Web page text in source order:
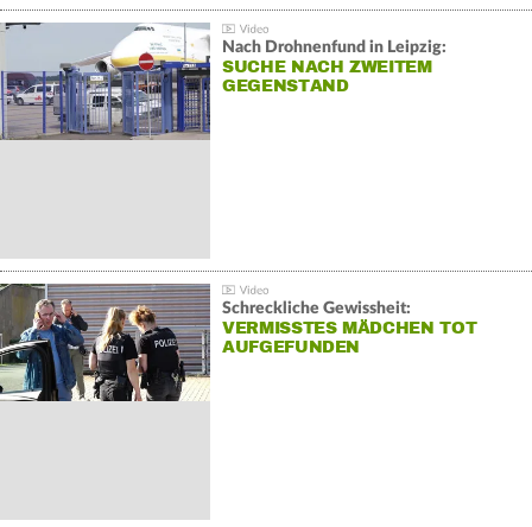
Nach Drohnenfund in Leipzig:
SUCHE NACH ZWEITEM
GEGENSTAND
Schreckliche Gewissheit:
VERMISSTES MÄDCHEN TOT
AUFGEFUNDEN